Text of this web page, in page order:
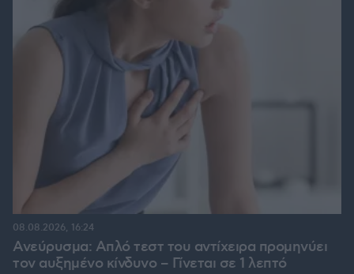
Ανεύρυσμα: Απλό τεστ του αντίχειρα προμηνύει
τον αυξημένο κίνδυνο – Γίνεται σε 1 λεπτό
08.08.2026, 16:24